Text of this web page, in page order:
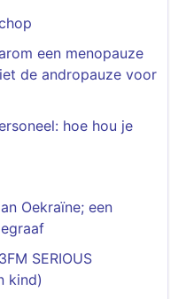
een menopauze
de andropauze voor
hoe hou je
Oekraïne; een
SERIOUS
kind)